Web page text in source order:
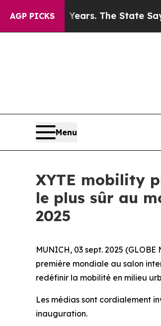
AGP PICKS
42 Years. The State Says No.
Menu
XYTE mobility
le plus sûr au
2025
MUNICH, 03 sept. 2025
première mondiale au salon
redéfinir la mobilité en milieu
Les médias sont cordialement
inauguration.